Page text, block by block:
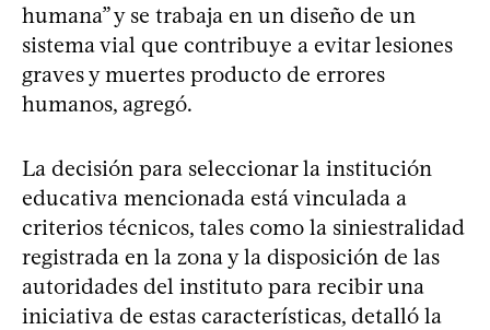
humana” y se trabaja en un diseño de un
sistema vial que contribuye a evitar lesiones
graves y muertes producto de errores
humanos, agregó.
La decisión para seleccionar la institución
educativa mencionada está vinculada a
criterios técnicos, tales como la siniestralidad
registrada en la zona y la disposición de las
autoridades del instituto para recibir una
iniciativa de estas características, detalló la